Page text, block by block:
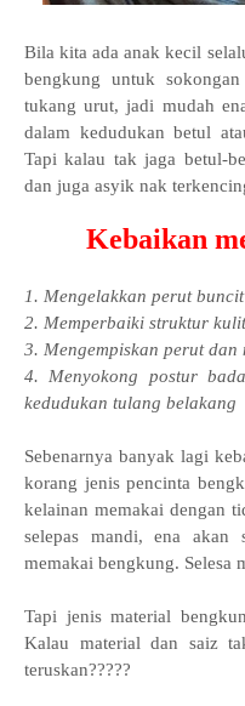
Bila kita ada anak kecil
bengkung untuk
tukang urut, jadi mudah
dalam kedudukan betul
Tapi kalau tak jaga betul-
dan juga asyik nak
Kebaikan
1. Mengelakkan perut
2. Memperbaiki struktur
3. Mengempiskan perut dan
4. Menyokong postur
kedudukan tulang belakang
Sebenarnya banyak lagi
korang jenis pencinta
kelainan memakai dengan
selepas mandi, ena akan
memakai bengkung. Selesa
Tapi jenis material
Kalau material dan saiz
teruskan?????